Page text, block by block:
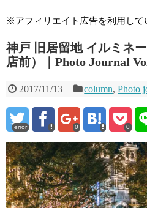
※アフィリエイト広告を利用して
神戸 旧居留地 イルミネ
店前）｜Photo Journal
2017/11/13 column,Photo
error 0 0